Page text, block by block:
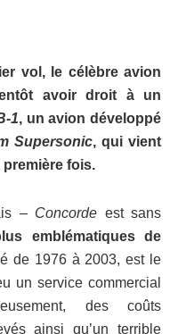
vol, le célèbre avion
avoir droit à un
1, un avion développé
Supersonic, qui vient
fois.
– Concorde est sans
emblématiques de
de 1976 à 2003, est le
un service commercial
des coûts
ainsi qu’un terrible